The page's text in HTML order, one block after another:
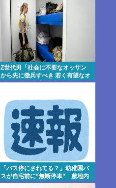
Z世代男「社会に不要なオッサン
から先に徴兵すべき 若く有望なオ
レらの命は貴重」 反論できないと
「バス停にされてる？」幼稚園バ
スが自宅前に“無断停車” 敷地内
に侵入も…保護者マナーに「我慢